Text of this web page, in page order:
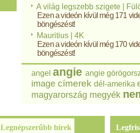
A világ legszebb szigete |
Ezen a videón kívül még 171
böngészést!
Mauritius | 4K
Ezen a videón kívül még 170
böngészést!
angel angie angie
image címerek dél-amerika
magyarország megyék
Legnépszerűbb hírek